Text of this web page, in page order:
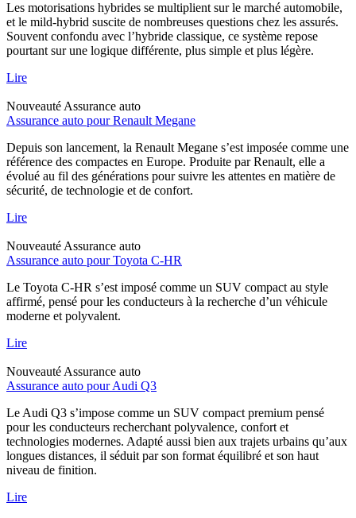
Les motorisations hybrides se multiplient sur le marché automobile,
et le mild-hybrid suscite de nombreuses questions chez les assurés.
Souvent confondu avec l’hybride classique, ce système repose
pourtant sur une logique différente, plus simple et plus légère.
Lire
Nouveauté Assurance auto
Assurance auto pour Renault Megane
Depuis son lancement, la Renault Megane s’est imposée comme une
référence des compactes en Europe. Produite par Renault, elle a
évolué au fil des générations pour suivre les attentes en matière de
sécurité, de technologie et de confort.
Lire
Nouveauté Assurance auto
Assurance auto pour Toyota C-HR
Le Toyota C-HR s’est imposé comme un SUV compact au style
affirmé, pensé pour les conducteurs à la recherche d’un véhicule
moderne et polyvalent.
Lire
Nouveauté Assurance auto
Assurance auto pour Audi Q3
Le Audi Q3 s’impose comme un SUV compact premium pensé
pour les conducteurs recherchant polyvalence, confort et
technologies modernes. Adapté aussi bien aux trajets urbains qu’aux
longues distances, il séduit par son format équilibré et son haut
niveau de finition.
Lire